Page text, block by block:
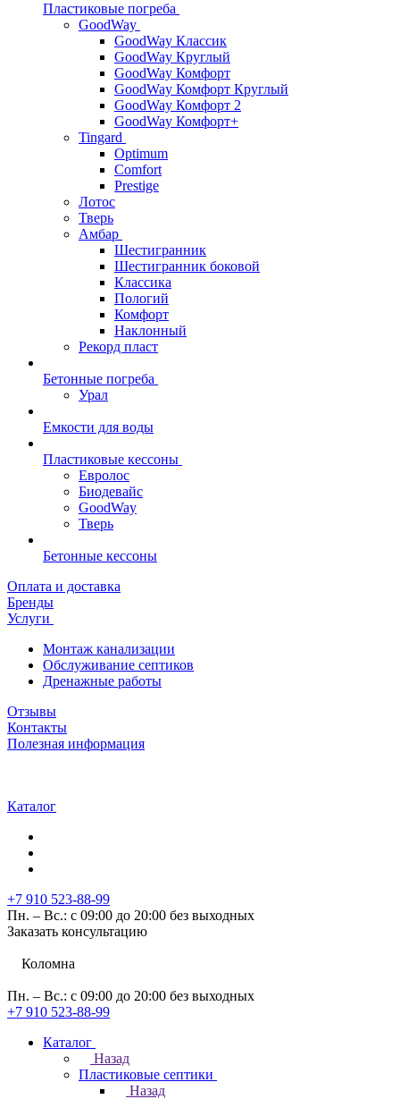
Пластиковые погреба
GoodWay
GoodWay Классик
GoodWay Круглый
GoodWay Комфорт
GoodWay Комфорт Круглый
GoodWay Комфорт 2
GoodWay Комфорт+
Tingard
Optimum
Comfort
Prestige
Лотос
Тверь
Амбар
Шестигранник
Шестигранник боковой
Классика
Пологий
Комфорт
Наклонный
Рекорд пласт
Бетонные погреба
Урал
Емкости для воды
Пластиковые кессоны
Евролос
Биодевайс
GoodWay
Тверь
Бетонные кессоны
Оплата и доставка
Бренды
Услуги
Монтаж канализации
Обслуживание септиков
Дренажные работы
Отзывы
Контакты
Полезная информация
Каталог
+7 910 523-88-99
Пн. – Вс.: с 09:00 до 20:00 без выходных
Заказать консультацию
Коломна
Пн. – Вс.: с 09:00 до 20:00 без выходных
+7 910 523-88-99
Каталог
Назад
Пластиковые септики
Назад